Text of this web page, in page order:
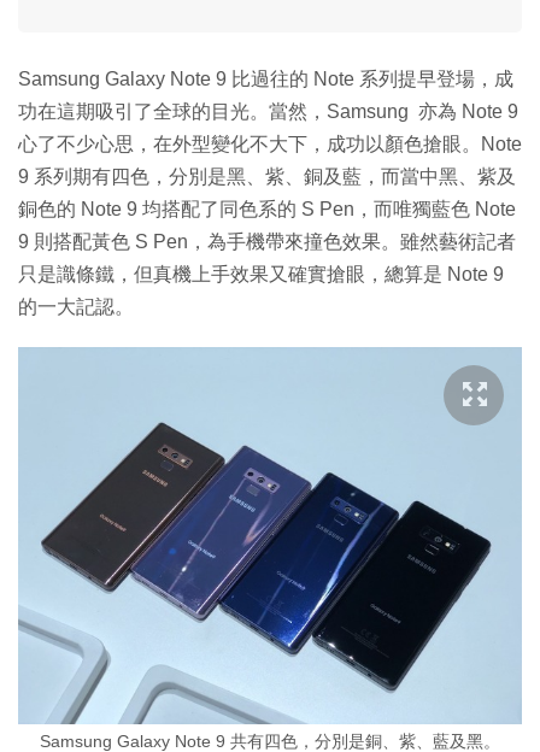
Samsung Galaxy Note 9 比過往的 Note 系列提早登場，成
功在這期吸引了全球的目光。當然，Samsung 亦為 Note 9
心了不少心思，在外型變化不大下，成功以顏色搶眼。Note
9 系列期有四色，分別是黑、紫、銅及藍，而當中黑、紫及
銅色的 Note 9 均搭配了同色系的 S Pen，而唯獨藍色 Note
9 則搭配黃色 S Pen，為手機帶來撞色效果。雖然藝術記者
只是識條鐵，但真機上手效果又確實搶眼，總算是 Note 9
的一大記認。
Samsung Galaxy Note 9 共有四色，分別是銅、紫、藍及黑。